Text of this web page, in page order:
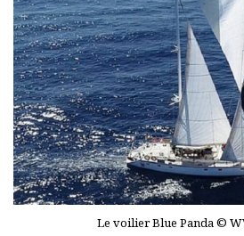
Le voilier Blue Panda ©